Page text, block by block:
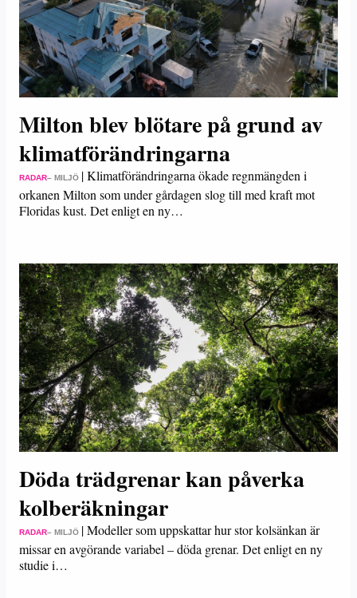
Milton blev blötare på grund av
klimatförändringarna
RADAR– MILJÖ |Klimatförändringarna ökade regnmängden i
orkanen Milton som under gårdagen slog till med kraft mot
Floridas kust. Det enligt en ny…
Döda trädgrenar kan påverka
kolberäkningar
RADAR– MILJÖ |Modeller som uppskattar hur stor kolsänkan är
missar en avgörande variabel – döda grenar. Det enligt en ny
studie i…